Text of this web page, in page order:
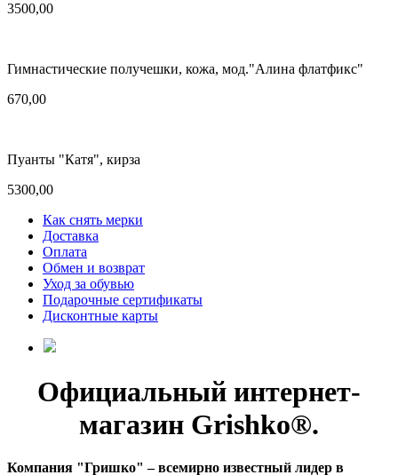
3500,00
Гимнастические получешки, кожа, мод."Алина флатфикс"
670,00
Пуанты "Катя", кирза
5300,00
Как снять мерки
Доставка
Оплата
Обмен и возврат
Уход за обувью
Подарочные сертификаты
Дисконтные карты
Официальный интернет-
магазин Grishko®.
Компания "Гришко" – всемирно известный лидер в